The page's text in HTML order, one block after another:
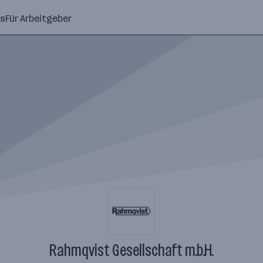
Für Arbeitgeber
Rahmqvist Gesellschaft m.b.H.